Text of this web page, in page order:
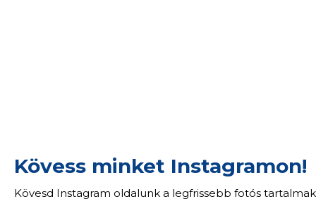
Kövess minket Instagramon!
Kövesd Instagram oldalunk a legfrissebb fotós